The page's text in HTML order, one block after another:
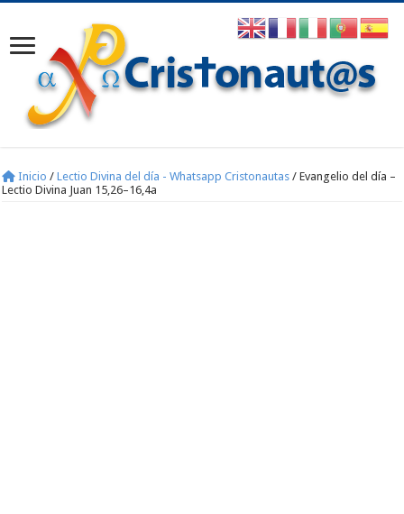
Inicio / Lectio Divina del día - Whatsapp Cristonautas / Evangelio del día –
Lectio Divina Juan 15,26–16,4a